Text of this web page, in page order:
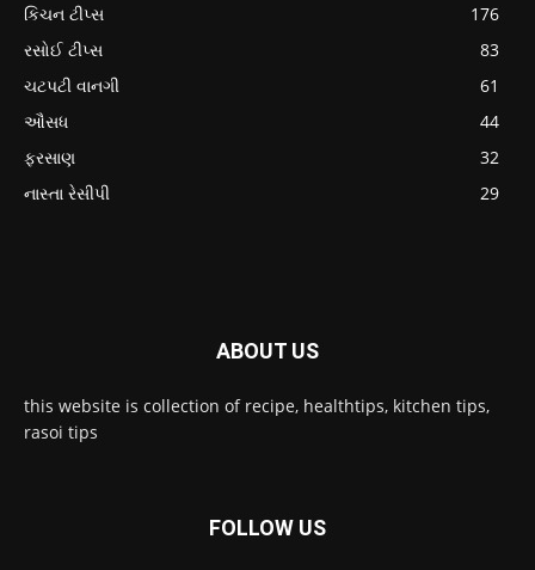
કિચન ટીપ્સ
176
રસોઈ ટીપ્સ
83
ચટપટી વાનગી
61
ઔસધ
44
ફરસાણ
32
નાસ્તા રેસીપી
29
ABOUT US
this website is collection of recipe, healthtips, kitchen tips,
rasoi tips
FOLLOW US